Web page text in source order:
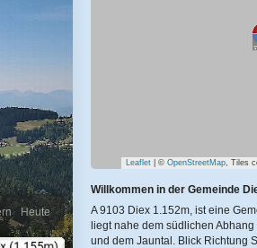
Heute
Leaflet| © OpenStreetMap, Tiles
Willkommen in der Gemeinde
A 9103 Diex 1.152m, ist eine
liegt nahe dem südlichen
und dem Jauntal. Blick Richtung